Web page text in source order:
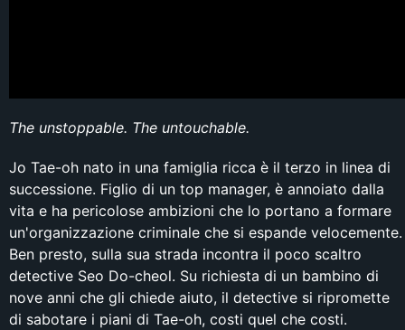
The unstoppable. The untouchable.
Jo Tae-oh nato in una famiglia ricca è il terzo in linea di
successione. Figlio di un top manager, è annoiato dalla
vita e ha pericolose ambizioni che lo portano a formare
un'organizzazione criminale che si espande velocemente.
Ben presto, sulla sua strada incontra il poco scaltro
detective Seo Do-cheol. Su richiesta di un bambino di
nove anni che gli chiede aiuto, il detective si ripromette
di sabotare i piani di Tae-oh, costi quel che costi.